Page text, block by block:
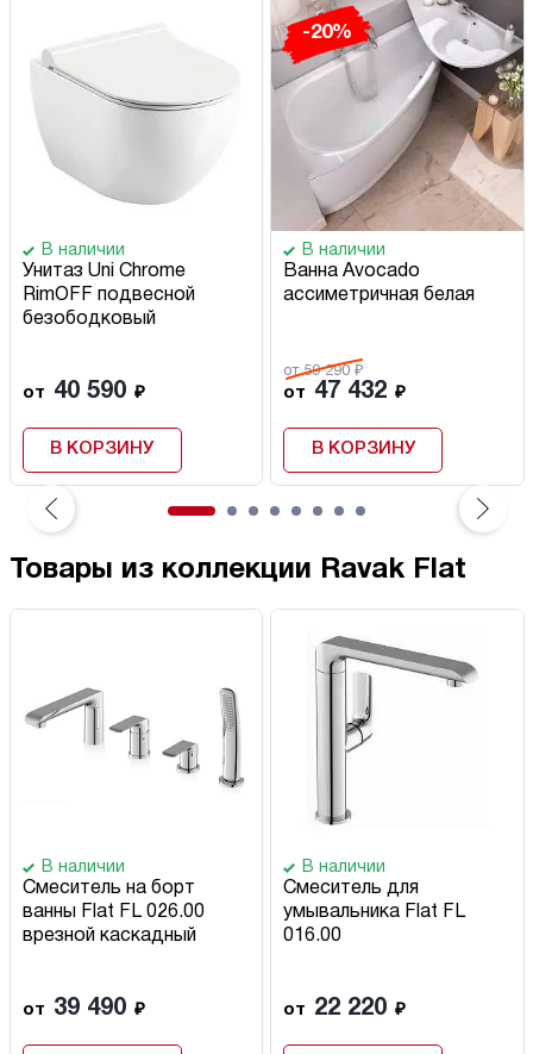
В наличии
Унитаз Uni Chrome
RimOFF подвесной
безободковый
от 40 590 ₽
В КОРЗИНУ
-20%
В наличии
Ванна Avocado
ассиметричная белая
от 59 290 ₽
от 47 432 ₽
В КОРЗИНУ
Товары из коллекции Ravak Flat
В наличии
Смеситель на борт
ванны Flat FL 026.00
врезной каскадный
от 39 490 ₽
В наличии
Смеситель для
умывальника Flat FL
016.00
от 22 220 ₽